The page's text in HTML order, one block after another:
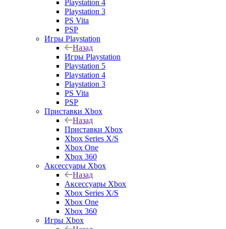
Playstation 4
Playstation 3
PS Vita
PSP
Игры Playstation
Назад
Игры Playstation
Playstation 5
Playstation 4
Playstation 3
PS Vita
PSP
Приставки Xbox
Назад
Приставки Xbox
Xbox Series X/S
Xbox One
Xbox 360
Аксессуары Xbox
Назад
Аксессуары Xbox
Xbox Series X/S
Xbox One
Xbox 360
Игры Xbox